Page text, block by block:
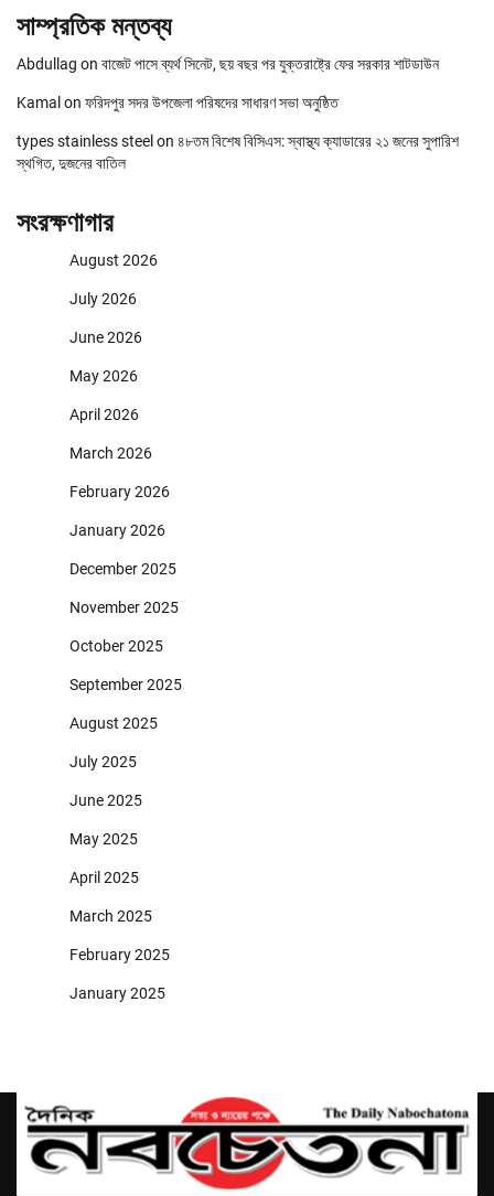
সাম্প্রতিক মন্তব্য
Abdullag on বাজেট পাসে ব্যর্থ সিনেট, ছয় বছর পর যুক্তরাষ্ট্রে ফের সরকার শাটডাউন
Kamal on ফরিদপুর সদর উপজেলা পরিষদের সাধারণ সভা অনুষ্ঠিত
types stainless steel on ৪৮তম বিশেষ বিসিএস: স্বাস্থ্য ক্যাডারের ২১ জনের সুপারিশ
স্থগিত, দুজনের বাতিল
সংরক্ষণাগার
August 2026
July 2026
June 2026
May 2026
April 2026
March 2026
February 2026
January 2026
December 2025
November 2025
October 2025
September 2025
August 2025
July 2025
June 2025
May 2025
April 2025
March 2025
February 2025
January 2025